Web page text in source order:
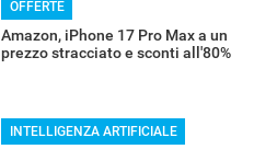
OFFERTE
Amazon, iPhone 17 Pro Max a un
prezzo stracciato e sconti all'80%
INTELLIGENZA ARTIFICIALE